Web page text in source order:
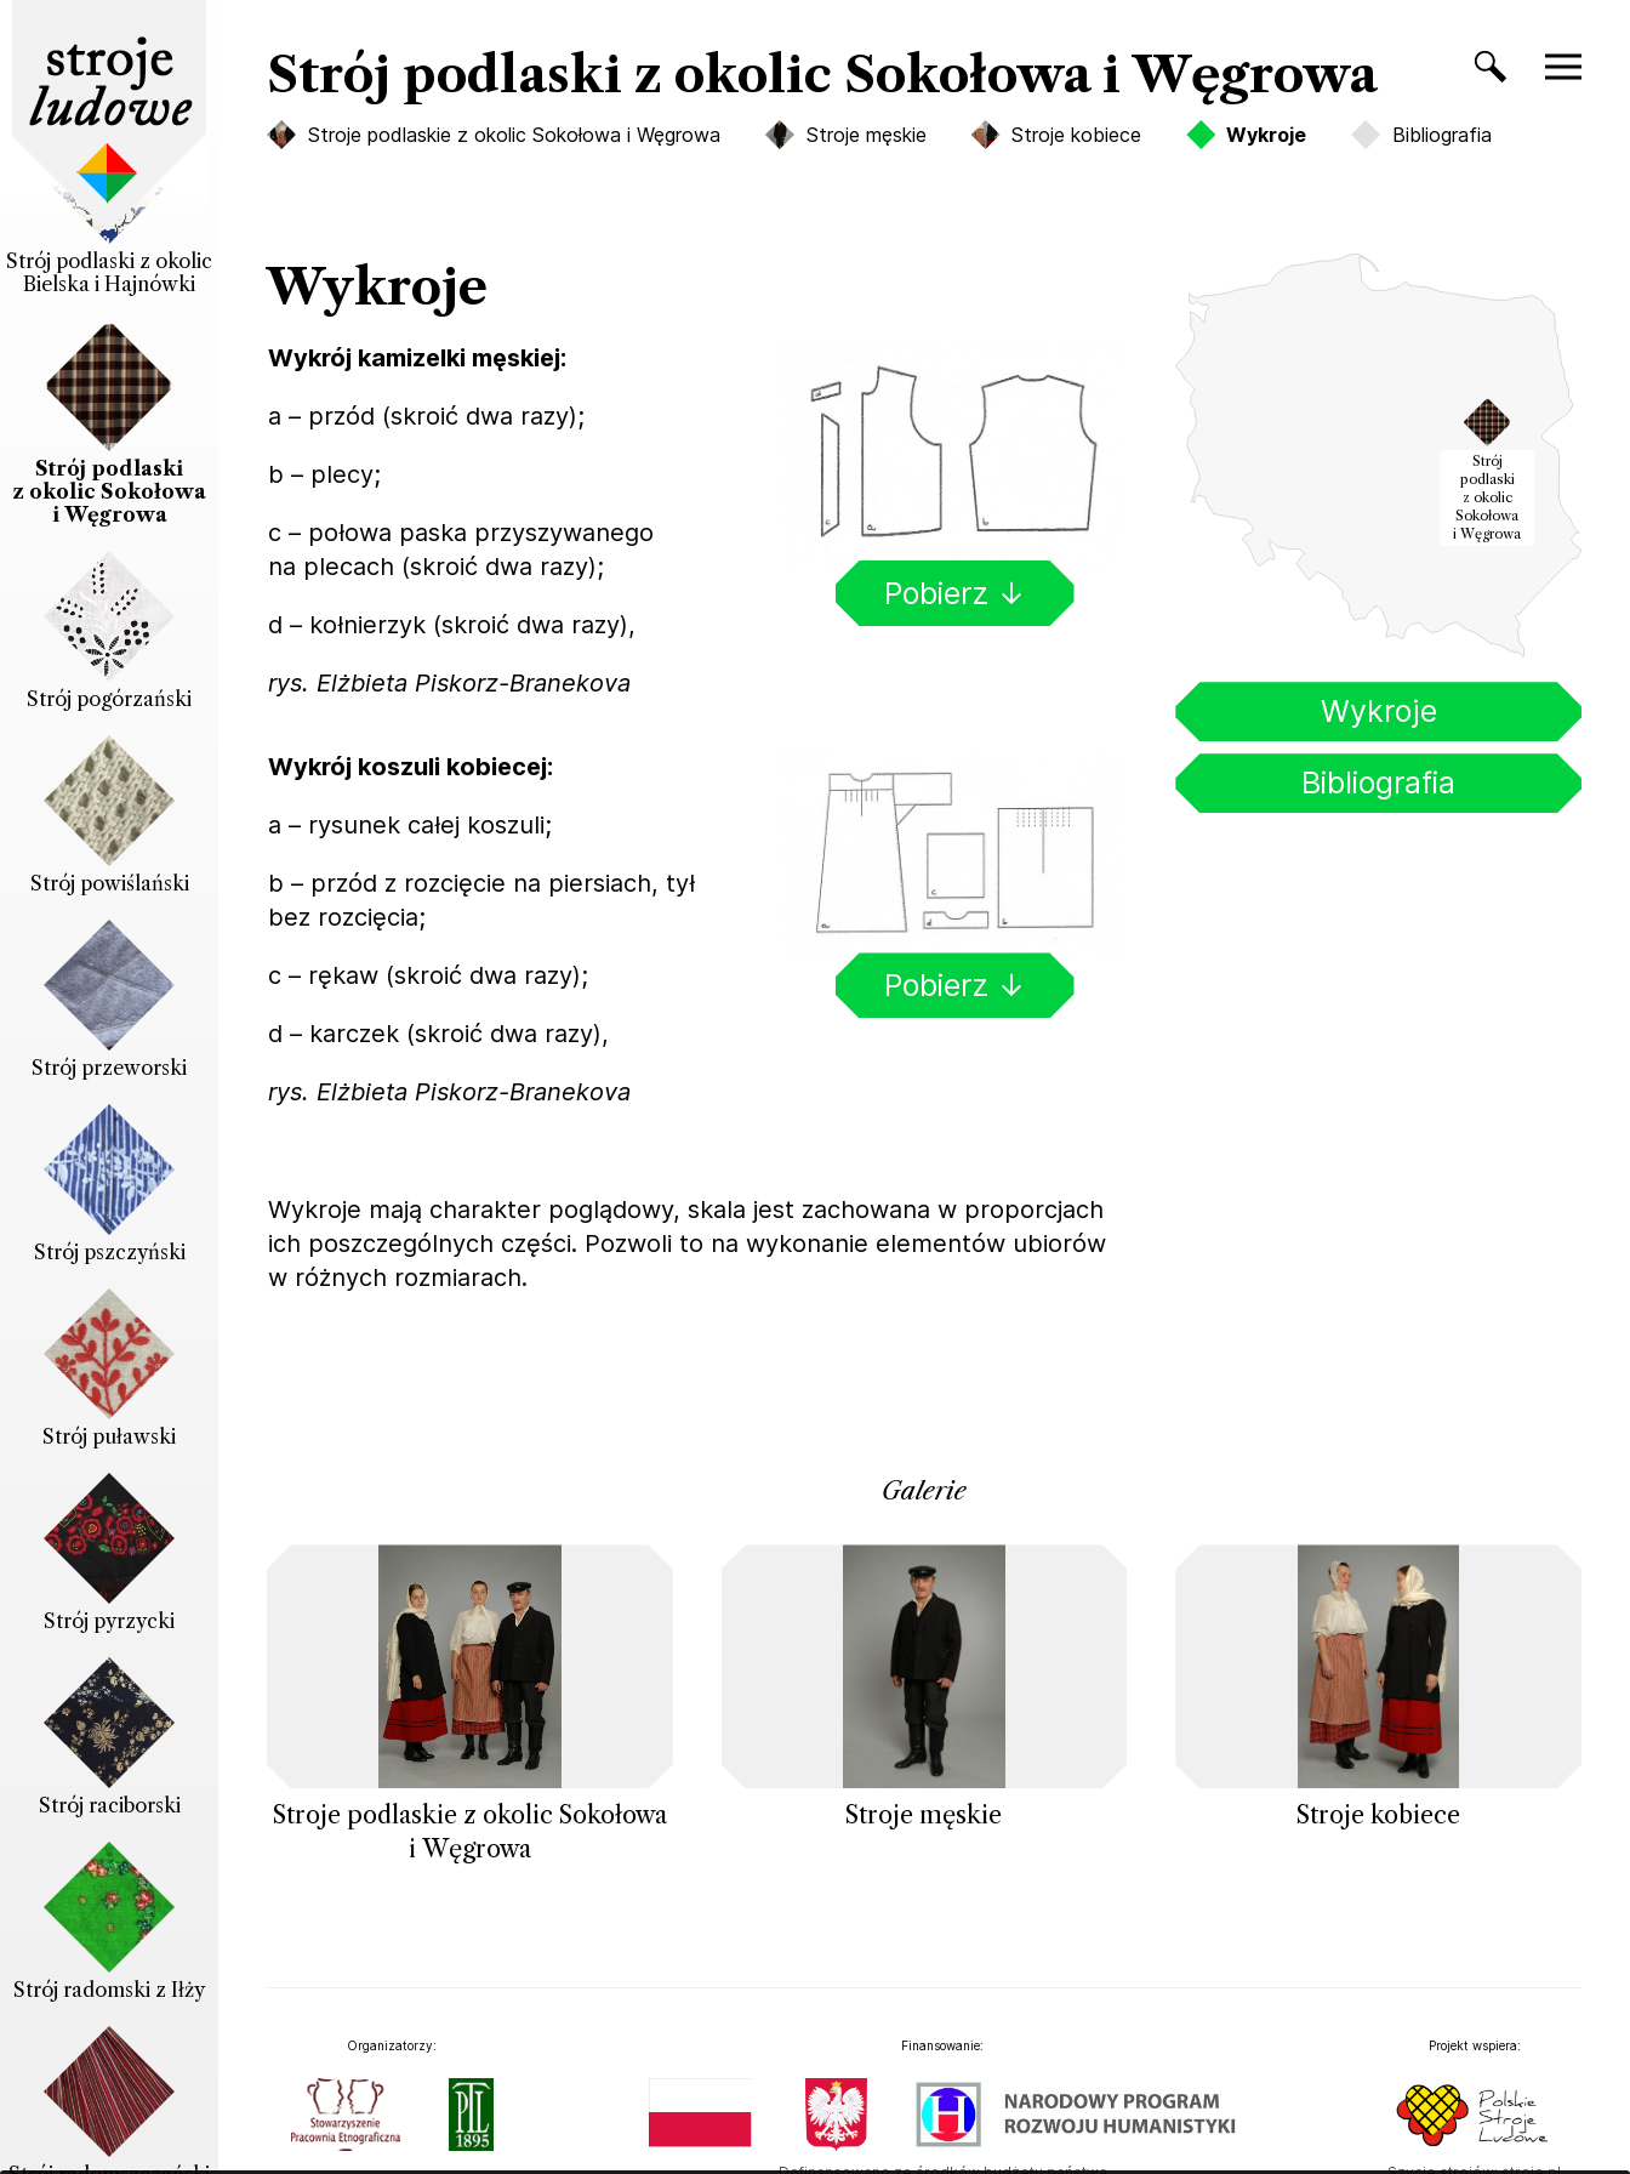
Strój piotrkowski
Strój podlaski z okolic
Bielska i Hajnówki
Strój podlaski
z okolic Sokołowa
i Węgrowa
Strój pogórzański
Strój powiślański
Strój przeworski
Strój pszczyński
Strój puławski
Strój pyrzycki
Strój raciborski
Strój radomski z Iłży
Strój podlaski z okolic Sokołowa i Węgrowa
Stroje podlaskie z okolic Sokołowa i Węgrowa Stroje męskie Stroje kobiece Wykroje Bibliografia
Wykroje
Wykrój kamizelki męskiej:
a – przód (skroić dwa razy);
b – plecy;
c – połowa paska przyszywanego
na plecach (skroić dwa razy);
d – kołnierzyk (skroić dwa razy),
rys. Elżbieta Piskorz-Branekova
Pobierz ↓
Wykrój koszuli kobiecej:
a – rysunek całej koszuli;
b – przód z rozcięcie na piersiach, tył
bez rozcięcia;
c – rękaw (skroić dwa razy);
d – karczek (skroić dwa razy),
rys. Elżbieta Piskorz-Branekova
Pobierz ↓
Wykroje mają charakter poglądowy, skala jest zachowana w proporcjach
ich poszczególnych części. Pozwoli to na wykonanie elementów ubiorów
w różnych rozmiarach.
Strój
podlaski
z okolic
Sokołowa
i Węgrowa
Wykroje
Bibliografia
Galerie
Stroje podlaskie z okolic Sokołowa
i Węgrowa
Stroje męskie Stroje kobiece
Organizatorzy: Finansowanie: Projekt wspiera: